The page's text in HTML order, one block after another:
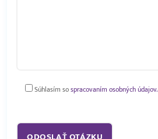
Súhlasím sospracovaním osobných údajov.